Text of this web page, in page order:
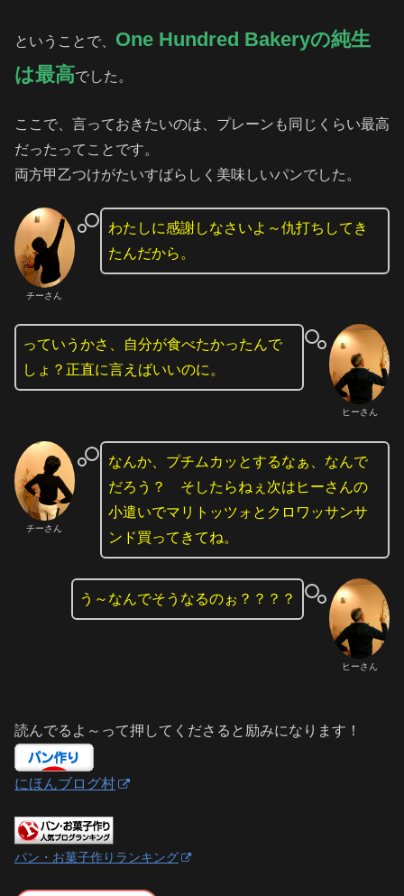
ということで、 One Hundred Bakeryの純生
は最高でした。
ここで、言っておきたいのは、プレーンも同じくらい最高
だったってことです。
両方甲乙つけがたいすばらしく美味しいパンでした。
チーさん
わたしに感謝しなさいよ～仇打ちしてき
たんだから。
ヒーさん
っていうかさ、自分が食べたかったんで
しょ？正直に言えばいいのに。
チーさん
なんか、プチムカッとするなぁ、なんで
だろう？ そしたらねぇ次はヒーさんの
小遣いでマリトッツォとクロワッサンサ
ンド買ってきてね。
ヒーさん
う～なんでそうなるのぉ？？？？
読んでるよ～って押してくださると励みになります！
にほんブログ村
パン・お菓子作りランキング